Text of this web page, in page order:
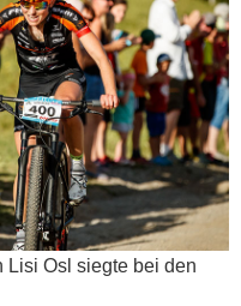
Lisi Osl siegte bei den